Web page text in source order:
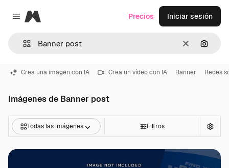
Close menu
Magnific
Borrar
Precios Iniciar sesión
Crea una imagen con IA Crea un vídeo con IA Banner Redes
Imágenes de Banner post
Todas las imágenes Filtros